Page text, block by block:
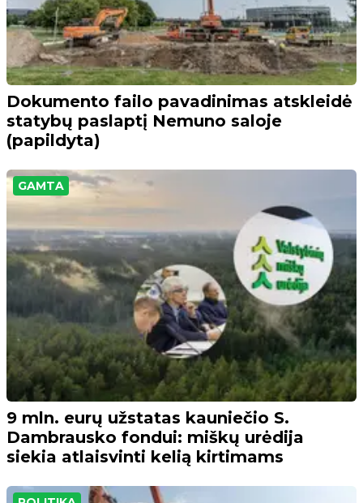
Dokumento failo pavadinimas atskleidė
statybų paslaptį Nemuno saloje
(papildyta)
GAMTA
9 mln. eurų užstatas kauniečio S.
Dambrausko fondui: miškų urėdija
siekia atlaisvinti kelią kirtimams